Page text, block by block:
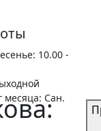
10.00 -
месяца: Сан.